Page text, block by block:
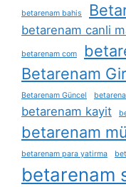
betarenam bahis
betarenam canli
betarenam com
Betarenam
Betarenam Güncel
betarenam kayit
betarenam
betarenam para yatirma
betarenam